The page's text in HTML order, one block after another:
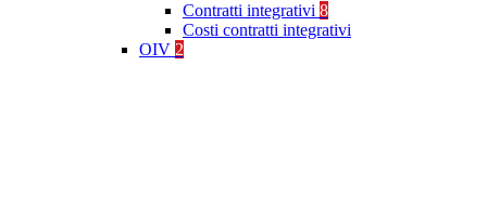
Contratti integrativi 8
Costi contratti integrativi
OIV 2